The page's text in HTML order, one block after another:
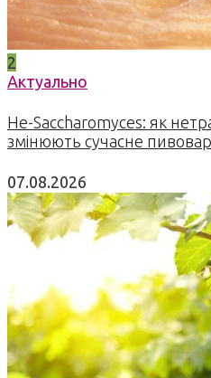
2
Актуально
Не-Saccharomyces: як
змінюють сучасне
07.08.2026